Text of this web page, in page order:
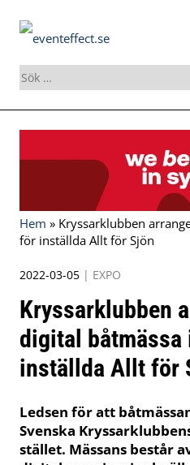
Sök
efter:
Hem » Kryssarklubben
för inställda Allt för Sjön
2022-03-05 | EXPO
Kryssarklubben
digital
inställda Allt för
Ledsen för att
Svenska
stället. Mässans består